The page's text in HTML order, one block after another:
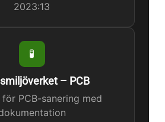
2023:13
🧪
– PCB
PCB-sanering med